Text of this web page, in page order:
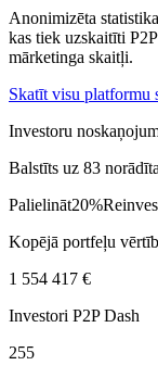
Anonimizēta
kas tiek uzskaitīti
mārketinga skaitļi.
Skatīt visu platformu
Investoru
Balstīts uz 83
Palielināt20%
Kopējā portfeļu
1 554 417 €
Investori P2P Dash
255